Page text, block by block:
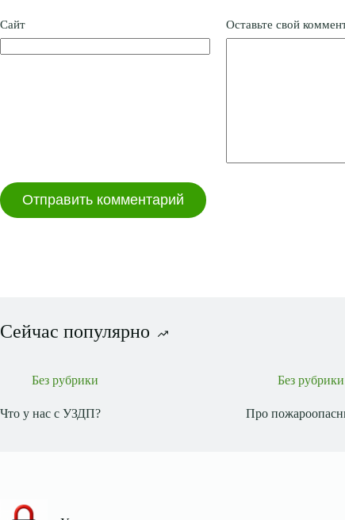
Сайт Оставьте свой
Отправить комментарий
Сейчас популярно
Без рубрики
Что у нас с УЗДП?
Без рубрики
Про